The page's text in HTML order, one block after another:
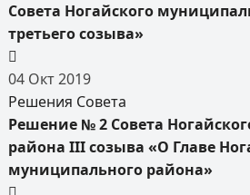
Совета Ногайского
третьего созыва»
04 Окт2019
Решения Совета
Решение № 2 Совета
района III созыва «О Главе
муниципального района»